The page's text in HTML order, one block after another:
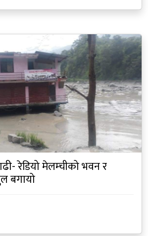
रेडियो मेलम्चीको भवन र
बगायो